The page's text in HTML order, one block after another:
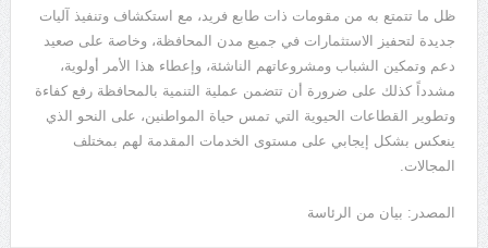
ظل ما تتمتع به من مقومات ذات طابع فريد، مع استكشاف وتنفيذ آليات
جديدة لتحفيز الاستثمارات في جميع مدن المحافظة، وخاصة على صعيد
دعم وتمكين الشباب ومشروعاتهم الناشئة، وإعطاء هذا الأمر أولوية،
مشدداً كذلك على ضرورة أن تتضمن عملية التنمية بالمحافظة رفع كفاءة
وتطوير القطاعات الحيوية التي تمس حياة المواطنين، على النحو الذي
ينعكس بشكل إيجابي على مستوى الخدمات المقدمة لهم بمختلف
المجالات.
المصدر: بيان من الرئاسة